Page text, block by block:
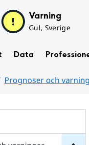
Varning
Gul, Sverige
Data
Prognoser och
för
varningar